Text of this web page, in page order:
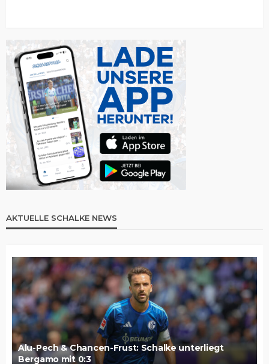
AKTUELLE SCHALKE NEWS
Alu-Pech & Chancen-Frust: Schalke unterliegt
Bergamo mit 0:3